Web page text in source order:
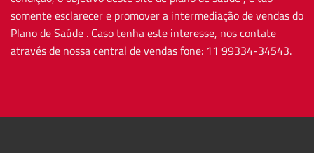
somente esclarecer e promover a intermediação de vendas do
Plano de Saúde . Caso tenha este interesse, nos contate
através de nossa central de vendas fone: 11 99334-34543.